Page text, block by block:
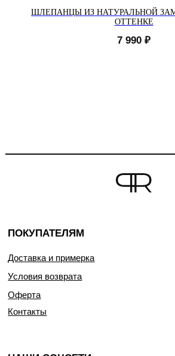
ШЛЕПАНЦЫ ИЗ НАТУРАЛЬНОЙ
ОТТЕНКЕ
7 990 ₽
ПОКУПАТЕЛЯМ
Доставка и примерка
Условия возврата
Оферта
Контакты